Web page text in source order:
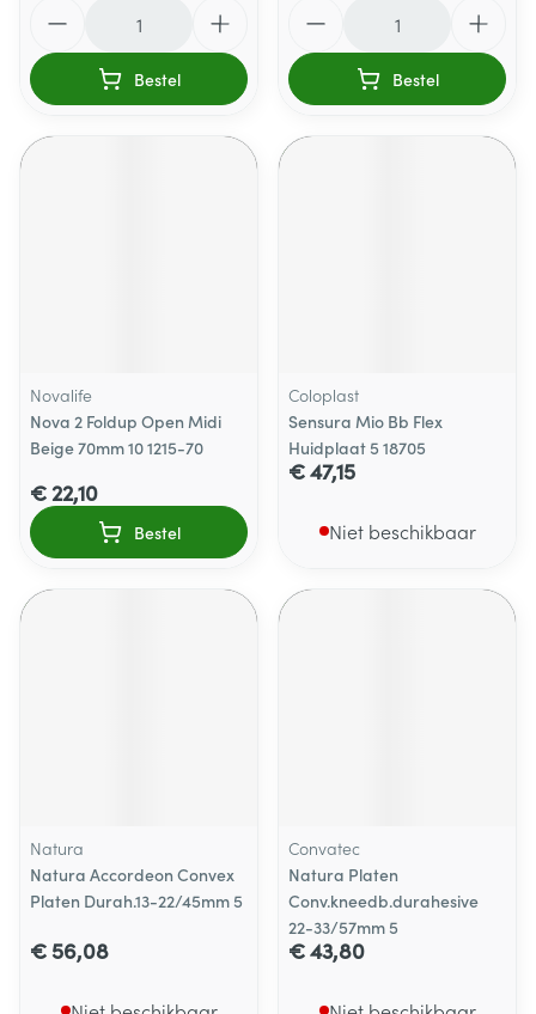
Bestel Bestel
Novalife
Nova 2 Foldup Open Midi
Beige 70mm 10 1215-70
€ 22,10
Bestel
Coloplast
Sensura Mio Bb Flex
Huidplaat 5 18705
€ 47,15
Niet beschikbaar
Natura
Natura Accordeon Convex
Platen Durah.13-22/45mm 5
€ 56,08
Convatec
Natura Platen
Conv.kneedb.durahesive
22-33/57mm 5
€ 43,80